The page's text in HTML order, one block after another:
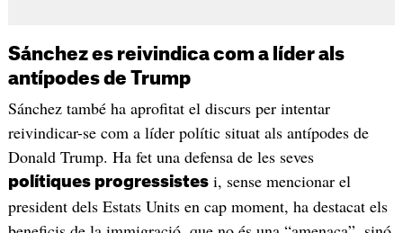
Sánchez es reivindica com a líder als
antípodes de Trump
Sánchez també ha aprofitat el discurs per intentar
reivindicar-se com a líder polític situat als antípodes de
Donald Trump. Ha fet una defensa de les seves
polítiques progressistesi, sense mencionar el
president dels Estats Units en cap moment, ha destacat els